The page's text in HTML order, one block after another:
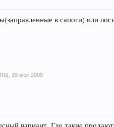
в сапоги) или
19 июл 2009